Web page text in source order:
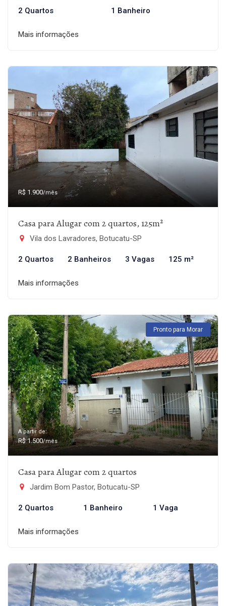
2 Quartos 1 Banheiro
Mais informações
R$ 1.900/mês
Casa para Alugar com 2 quartos, 125m²
Vila dos Lavradores, Botucatu-SP
2 Quartos 2 Banheiros 3 Vagas 125 m²
Mais informações
Pronto para Morar
A partir de:
R$ 1.500/mês
Casa para Alugar com 2 quartos
Jardim Bom Pastor, Botucatu-SP
2 Quartos 1 Banheiro 1 Vaga
Mais informações